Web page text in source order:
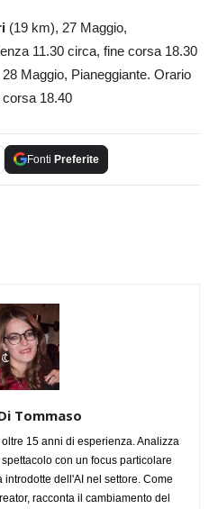
(19 km), 27 Maggio,
11.30 circa, fine corsa 18.30
Maggio, Pianeggiante. Orario
18.40
Fonti Preferite
Tommaso
15 anni di esperienza. Analizza
con un focus particolare
dell'AI nel settore. Come
racconta il cambiamento del